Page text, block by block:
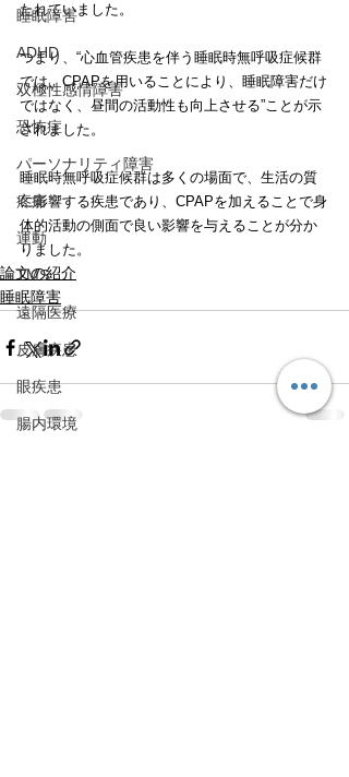
睡眠障害
ADHD
双極性感情障害
恐怖症
パーソナリティ障害
疼痛
運動
TMS
遠隔医療
皮膚疾患
眼疾患
腸内環境
たれていました。
つまり、“心血管疾患を伴う睡眠時無呼吸症候群
では、CPAPを用いることにより、睡眠障害だけ
ではなく、昼間の活動性も向上させる”ことが示
されました。
睡眠時無呼吸症候群は多くの場面で、生活の質
に影響する疾患であり、CPAPを加えることで身
体的活動の側面で良い影響を与えることが分か
りました。
論文の紹介
睡眠障害